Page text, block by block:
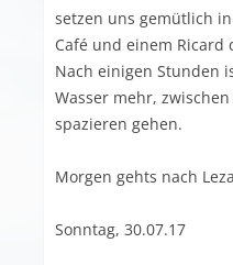
setzen uns gemütlich
Café und einem Ricard
Nach einigen Stunden
Wasser mehr,
spazieren gehen.
Morgen gehts nach
Sonntag, 30.07.17